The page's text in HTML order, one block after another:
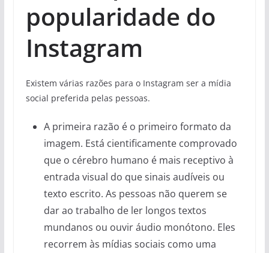
popularidade do
Instagram
Existem várias razões para o Instagram ser a mídia
social preferida pelas pessoas.
A primeira razão é o primeiro formato da
imagem. Está cientificamente comprovado
que o cérebro humano é mais receptivo à
entrada visual do que sinais audíveis ou
texto escrito. As pessoas não querem se
dar ao trabalho de ler longos textos
mundanos ou ouvir áudio monótono. Eles
recorrem às mídias sociais como uma